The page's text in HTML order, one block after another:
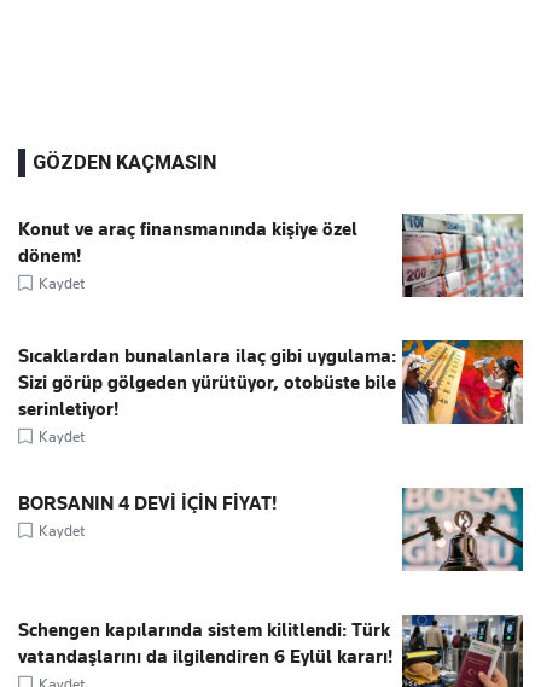
GÖZDEN KAÇMASIN
Konut ve araç finansmanında kişiye özel
dönem!
Kaydet
Sıcaklardan bunalanlara ilaç gibi uygulama:
Sizi görüp gölgeden yürütüyor, otobüste bile
serinletiyor!
Kaydet
BORSANIN 4 DEVİ İÇİN FİYAT!
Kaydet
Schengen kapılarında sistem kilitlendi: Türk
vatandaşlarını da ilgilendiren 6 Eylül kararı!